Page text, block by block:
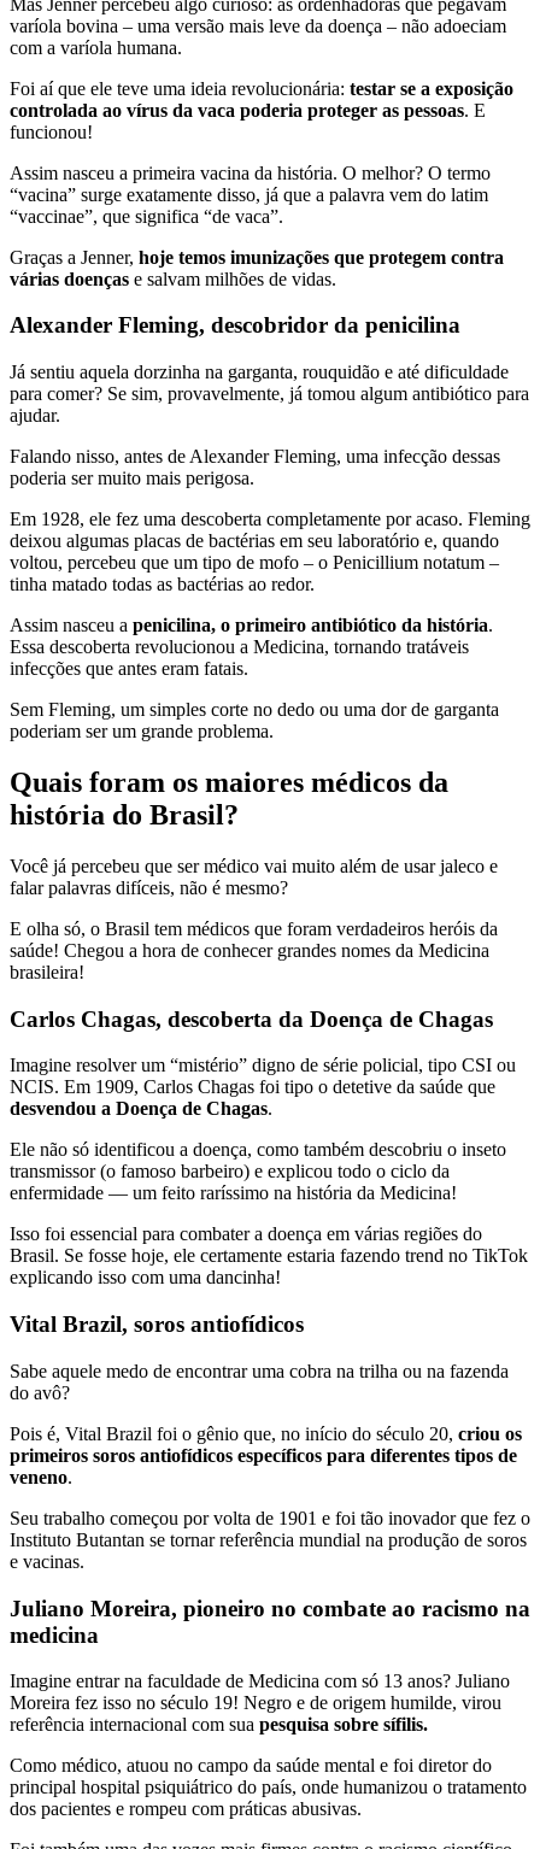
varíola bovina – uma versão mais leve da doença – não adoeciam
com a varíola humana.
Foi aí que ele teve uma ideia revolucionária: testar se a exposição
controlada ao vírus da vaca poderia proteger as pessoas. E
funcionou!
Assim nasceu a primeira vacina da história. O melhor? O termo
“vacina” surge exatamente disso, já que a palavra vem do latim
“vaccinae”, que significa “de vaca”.
Graças a Jenner, hoje temos imunizações que protegem contra
várias doenças e salvam milhões de vidas.
Alexander Fleming, descobridor da penicilina
Já sentiu aquela dorzinha na garganta, rouquidão e até dificuldade
para comer? Se sim, provavelmente, já tomou algum antibiótico para
ajudar.
Falando nisso, antes de Alexander Fleming, uma infecção dessas
poderia ser muito mais perigosa.
Em 1928, ele fez uma descoberta completamente por acaso. Fleming
deixou algumas placas de bactérias em seu laboratório e, quando
voltou, percebeu que um tipo de mofo – o Penicillium notatum –
tinha matado todas as bactérias ao redor.
Assim nasceu a penicilina, o primeiro antibiótico da história.
Essa descoberta revolucionou a Medicina, tornando tratáveis
infecções que antes eram fatais.
Sem Fleming, um simples corte no dedo ou uma dor de garganta
poderiam ser um grande problema.
Quais foram os maiores médicos da
história do Brasil?
Você já percebeu que ser médico vai muito além de usar jaleco e
falar palavras difíceis, não é mesmo?
E olha só, o Brasil tem médicos que foram verdadeiros heróis da
saúde! Chegou a hora de conhecer grandes nomes da Medicina
brasileira!
Carlos Chagas, descoberta da Doença de Chagas
Imagine resolver um “mistério” digno de série policial, tipo CSI ou
NCIS. Em 1909, Carlos Chagas foi tipo o detetive da saúde que
desvendou a Doença de Chagas.
Ele não só identificou a doença, como também descobriu o inseto
transmissor (o famoso barbeiro) e explicou todo o ciclo da
enfermidade — um feito raríssimo na história da Medicina!
Isso foi essencial para combater a doença em várias regiões do
Brasil. Se fosse hoje, ele certamente estaria fazendo trend no TikTok
explicando isso com uma dancinha!
Vital Brazil, soros antiofídicos
Sabe aquele medo de encontrar uma cobra na trilha ou na fazenda
do avô?
Pois é, Vital Brazil foi o gênio que, no início do século 20, criou os
primeiros soros antiofídicos específicos para diferentes tipos de
veneno.
Seu trabalho começou por volta de 1901 e foi tão inovador que fez o
Instituto Butantan se tornar referência mundial na produção de soros
e vacinas.
Juliano Moreira, pioneiro no combate ao racismo na
medicina
Imagine entrar na faculdade de Medicina com só 13 anos? Juliano
Moreira fez isso no século 19! Negro e de origem humilde, virou
referência internacional com sua pesquisa sobre sífilis.
Como médico, atuou no campo da saúde mental e foi diretor do
principal hospital psiquiátrico do país, onde humanizou o tratamento
dos pacientes e rompeu com práticas abusivas.